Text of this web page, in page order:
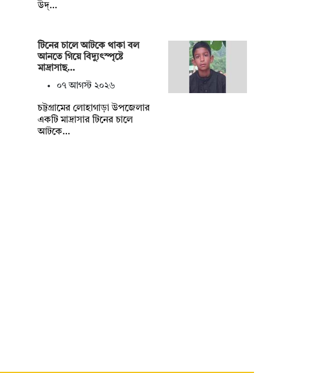
উদ্…
টিনের চালে আটকে থাকা বল
আনতে গিয়ে বিদ্যুৎস্পৃষ্টে
মাদ্রাসাছ…
০৭ আগস্ট ২০২৬
চট্টগ্রামের লোহাগাড়া উপজেলার
একটি মাদ্রাসার টিনের চালে
আটকে…